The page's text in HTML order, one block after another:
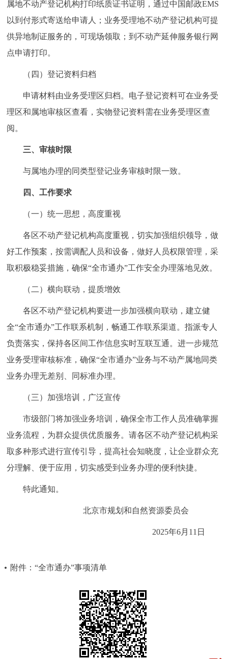
属地不动产登记机构打印纸质证书证明，通过中国邮政EMS
以到付形式寄送给申请人；业务受理地不动产登记机构可提
供异地制证服务的，可现场领取；到不动产延伸服务银行网
点申请打印。
（四）登记资料归档
申请材料由业务受理区归档。电子登记资料可在业务受
理区和属地审核区查看，实物登记资料需在业务受理区查
阅。
三、审核时限
与属地办理的同类型登记业务审核时限一致。
四、工作要求
（一）统一思想，高度重视
各区不动产登记机构高度重视，切实加强组织领导，做
好工作预案，按需调配人员和设备，做好人员权限管理，采
取积极稳妥措施，确保“全市通办”工作安全办理落地见效。
（二）横向联动，提质增效
各区不动产登记机构要进一步加强横向联动，建立健
全“全市通办”工作联系机制，畅通工作联系渠道。指派专人
负责落实，保持各区间工作信息实时互联互通。进一步规范
业务受理审核标准，确保“全市通办”业务与不动产属地同类
业务办理无差别、同标准办理。
（三）加强培训，广泛宣传
市级部门将加强业务培训，确保全市工作人员准确掌握
业务流程，为群众提供优质服务。请各区不动产登记机构采
取多种形式进行宣传引导，提高社会知晓度，让企业群众充
分理解、便于应用，切实感受到业务办理的便利快捷。
特此通知。
北京市规划和自然资源委员会
2025年6月11日
附件：“全市通办”事项清单